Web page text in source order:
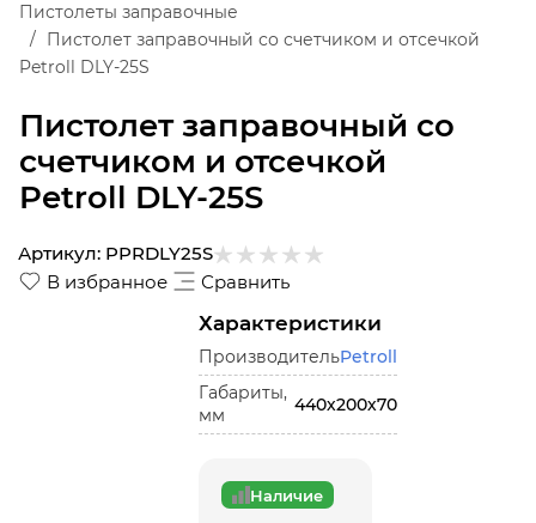
Пистолет заправочный со
счетчиком и отсечкой
Petroll DLY-25S
Пистолеты заправочные
Пистолет заправочный со счетчиком и отсечкой
Petroll DLY-25S
В избранное Сравнить
Артикул: PPRDLY25S
Характеристики
ПроизводительPetroll
Габариты,
мм
440х200х70
Наличие